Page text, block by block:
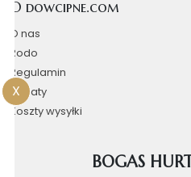
X
O dowcipne.com
O nas
Rodo
Regulamin
Rabaty
Koszty wysyłki
BOGAS